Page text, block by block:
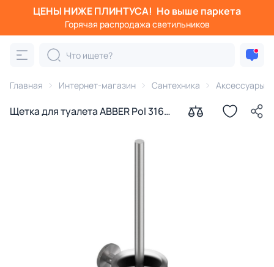
ЦЕНЫ НИЖЕ ПЛИНТУСА! Но выше паркета
Горячая распродажа светильников
Главная Интернет-магазин Сантехника Аксессуары
Щетка для туалета ABBER Pol 316